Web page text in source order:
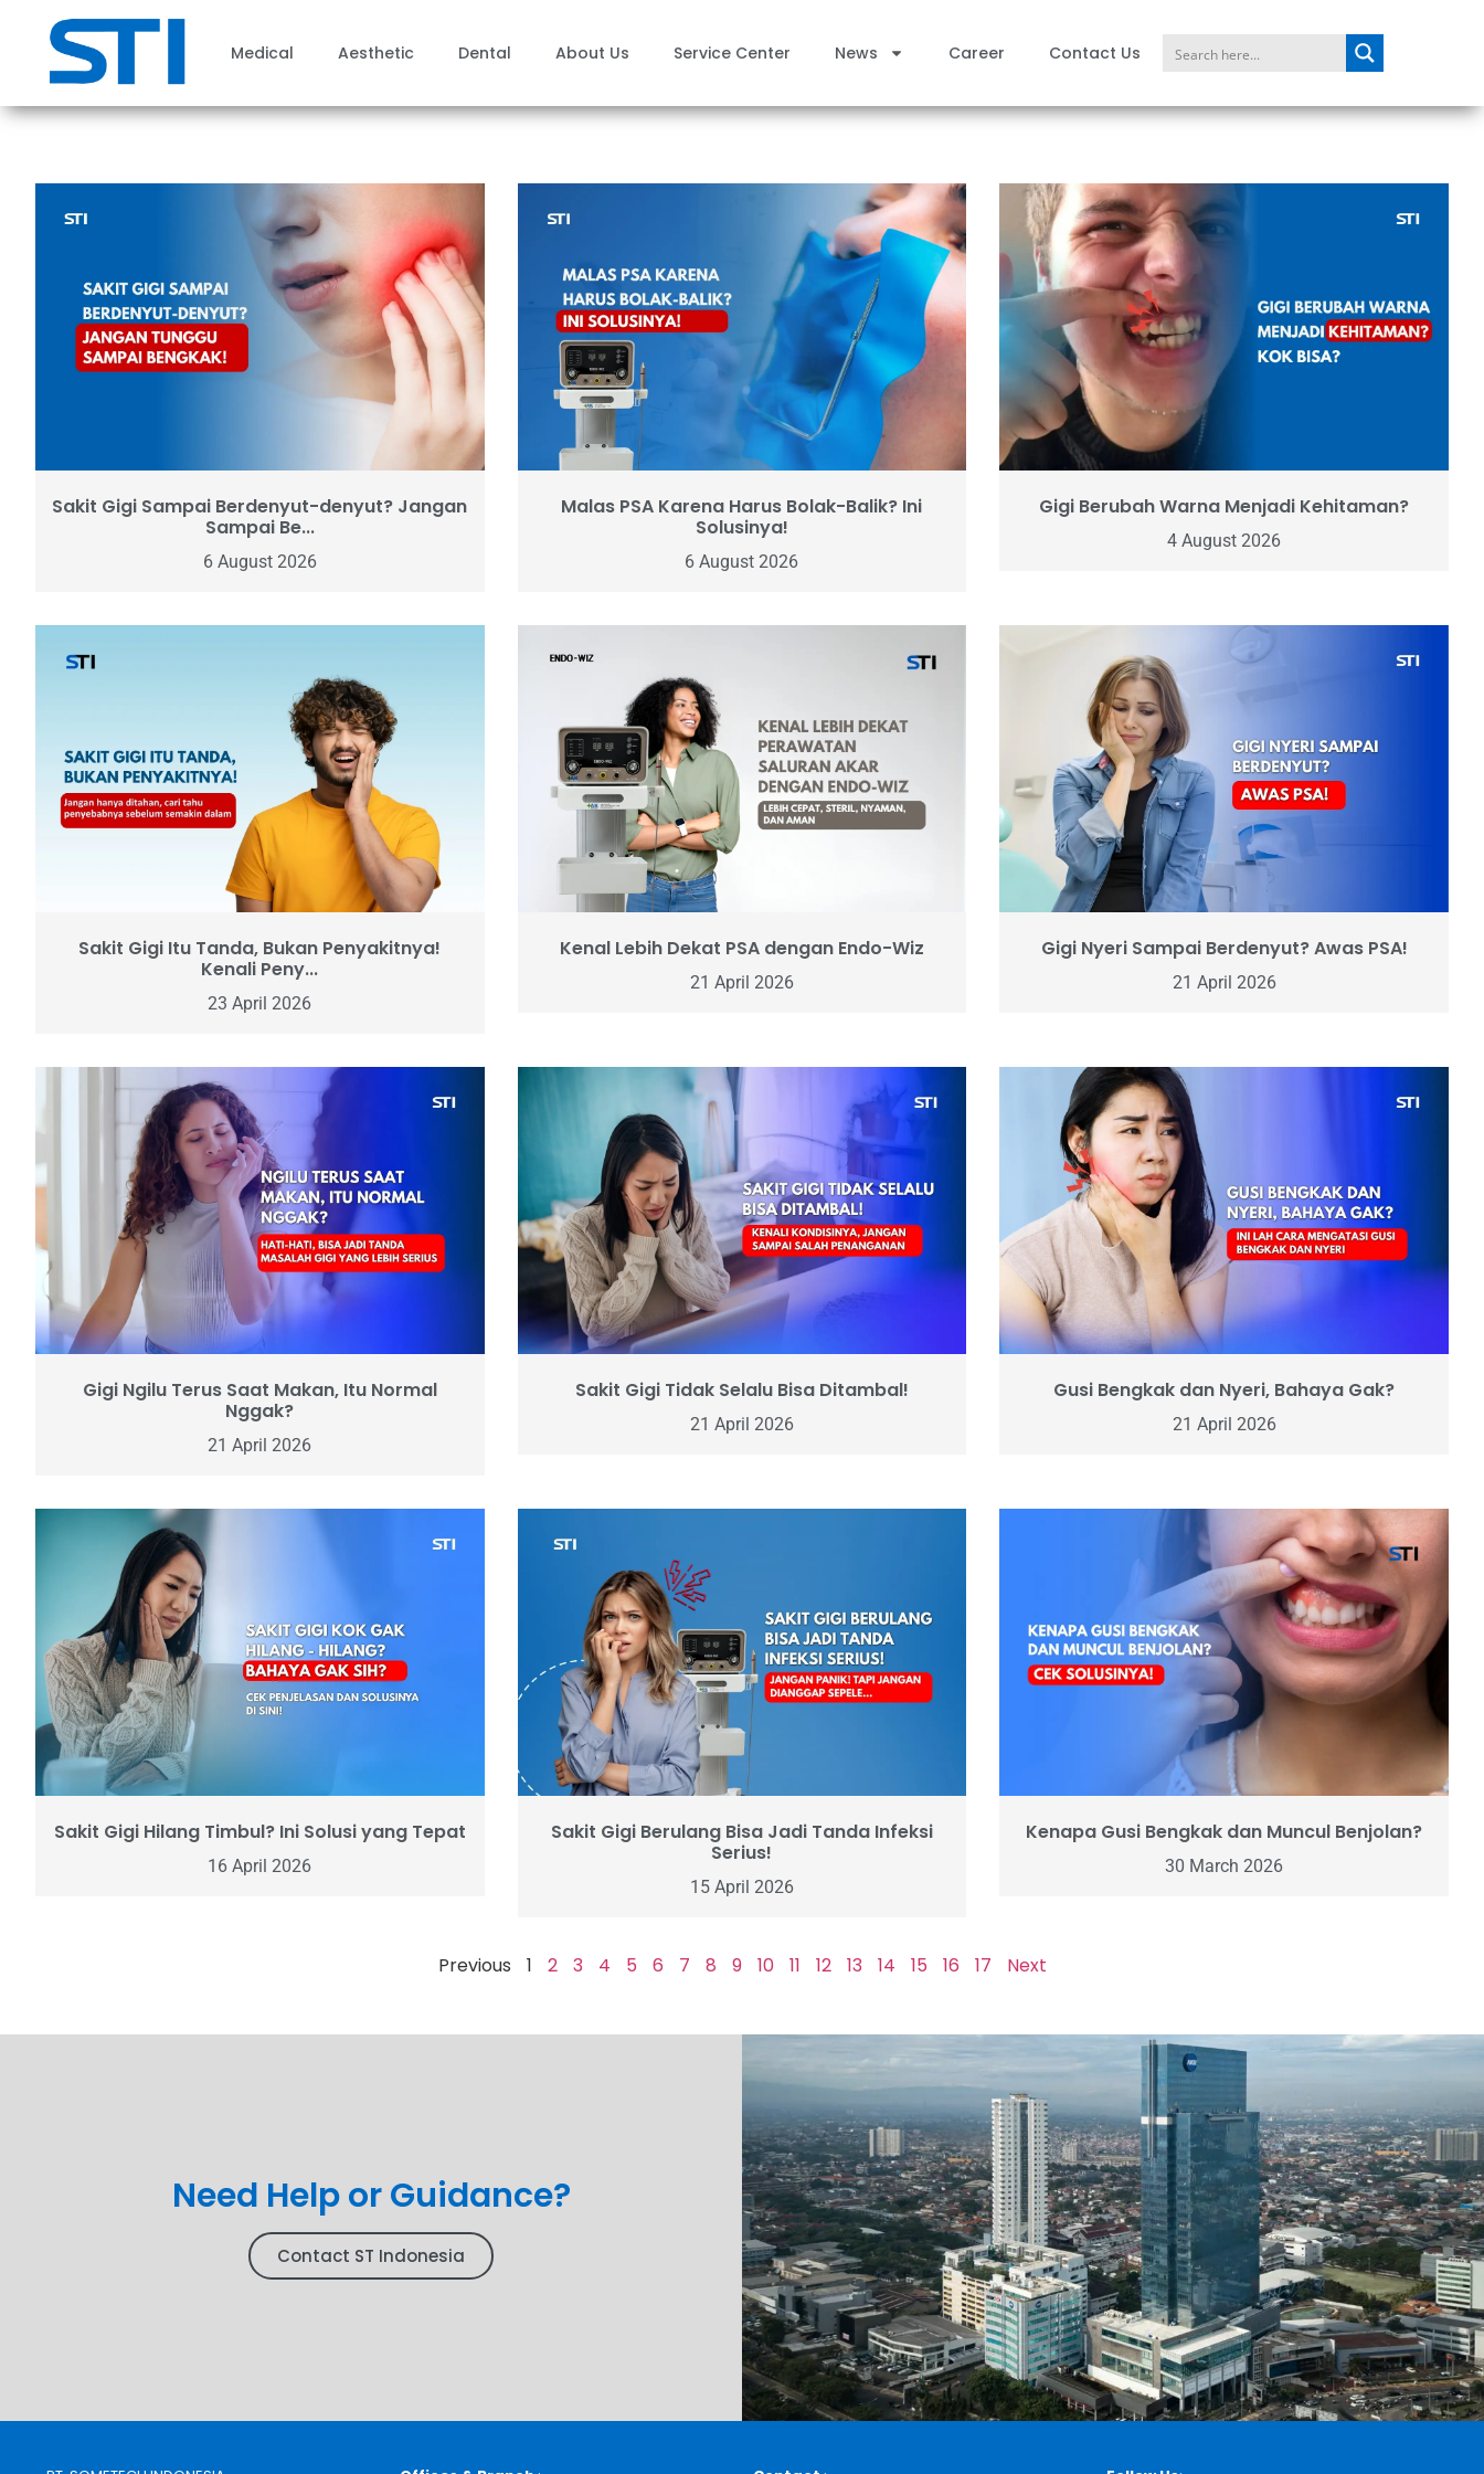
Medical Aesthetic Dental About Us Service Center News Career Contact Us
Sakit Gigi Sampai Berdenyut-denyut? Jangan
Sampai Be...
6 August 2026
Malas PSA Karena Harus Bolak-Balik? Ini
Solusinya!
6 August 2026
Gigi Berubah Warna Menjadi Kehitaman?
4 August 2026
Sakit Gigi Itu Tanda, Bukan Penyakitnya!
Kenali Peny...
23 April 2026
Kenal Lebih Dekat PSA dengan Endo-Wiz
21 April 2026
Gigi Nyeri Sampai Berdenyut? Awas PSA!
21 April 2026
Gigi Ngilu Terus Saat Makan, Itu Normal
Nggak?
21 April 2026
Sakit Gigi Tidak Selalu Bisa Ditambal!
21 April 2026
Gusi Bengkak dan Nyeri, Bahaya Gak?
21 April 2026
Sakit Gigi Hilang Timbul? Ini Solusi yang Tepat
16 April 2026
Sakit Gigi Berulang Bisa Jadi Tanda Infeksi
Serius!
15 April 2026
Kenapa Gusi Bengkak dan Muncul Benjolan?
30 March 2026
Previous 1 2 3 4 5 6 7 8 9 10 11 12 13 14 15 16 17 Next
Need Help or Guidance?
Contact ST Indonesia